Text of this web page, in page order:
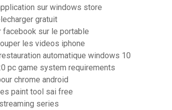
sur windows store
gratuit
facebook sur le portable
les videos iphone
automatique windows 10
pc game system requirements
chrome android
paint tool sai free
series